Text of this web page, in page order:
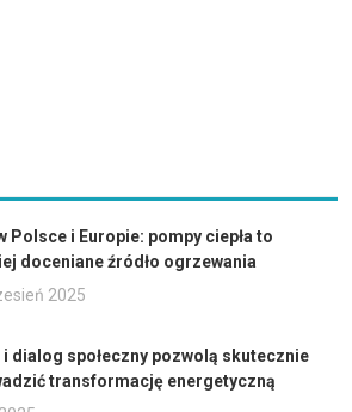
Polsce i Europie: pompy ciepła to
doceniane źródło ogrzewania
2025
i dialog społeczny pozwolą skutecznie
transformację energetyczną